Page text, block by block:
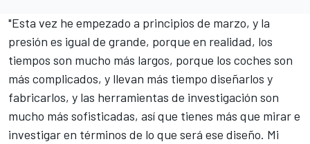
"Esta vez he empezado a principios de marzo, y la
presión es igual de grande, porque en realidad, los
tiempos son mucho más largos, porque los coches son
más complicados, y llevan más tiempo diseñarlos y
fabricarlos, y las herramientas de investigación son
mucho más sofisticadas, así que tienes más que mirar e
investigar en términos de lo que será ese diseño. Mi